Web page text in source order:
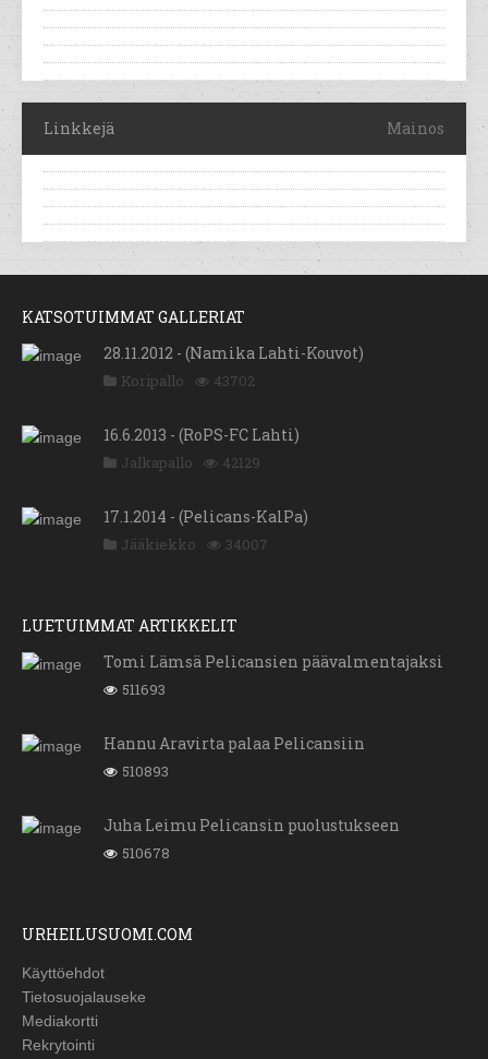
Linkkejä Mainos
KATSOTUIMMAT GALLERIAT
28.11.2012 - (Namika Lahti-Kouvot)
Koripallo 43702
16.6.2013 - (RoPS-FC Lahti)
Jalkapallo 42129
17.1.2014 - (Pelicans-KalPa)
Jääkiekko 34007
LUETUIMMAT ARTIKKELIT
Tomi Lämsä Pelicansien päävalmentajaksi
511693
Hannu Aravirta palaa Pelicansiin
510893
Juha Leimu Pelicansin puolustukseen
510678
URHEILUSUOMI.COM
Käyttöehdot
Tietosuojalauseke
Mediakortti
Rekrytointi